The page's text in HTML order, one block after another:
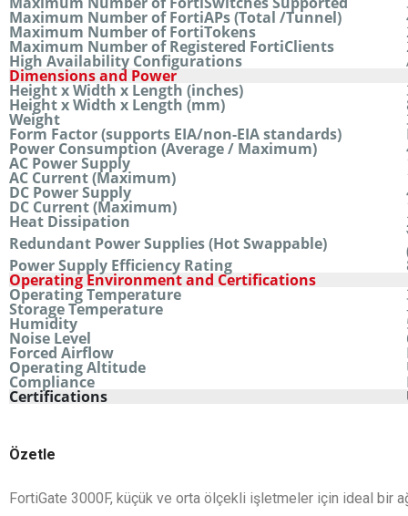
Maximum Number of FortiAPs (Total /Tunnel)
Maximum Number of FortiTokens
Maximum Number of Registered FortiClients
High Availability Configurations
Dimensions and Power
Height x Width x Length (inches)
Height x Width x Length (mm)
Weight
Form Factor (supports EIA/non-EIA standards)
Power Consumption (Average / Maximum)
AC Power Supply
AC Current (Maximum)
DC Power Supply
DC Current (Maximum)
Heat Dissipation
Redundant Power Supplies (Hot Swappable)
Power Supply Efficiency Rating
Operating Environment and Certifications
Operating Temperature
Storage Temperature
Humidity
Noise Level
Forced Airflow
Operating Altitude
Compliance
Certifications
Özetle
FortiGate 3000F, küçük ve orta ölçekli işletmeler için ideal bir